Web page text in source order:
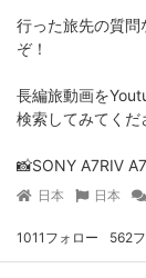
行った旅先の質問
ぞ！
長編旅動画を
検索してみてくだ
📸SONY A7RⅣ
日本 日本
1011フォロー 562